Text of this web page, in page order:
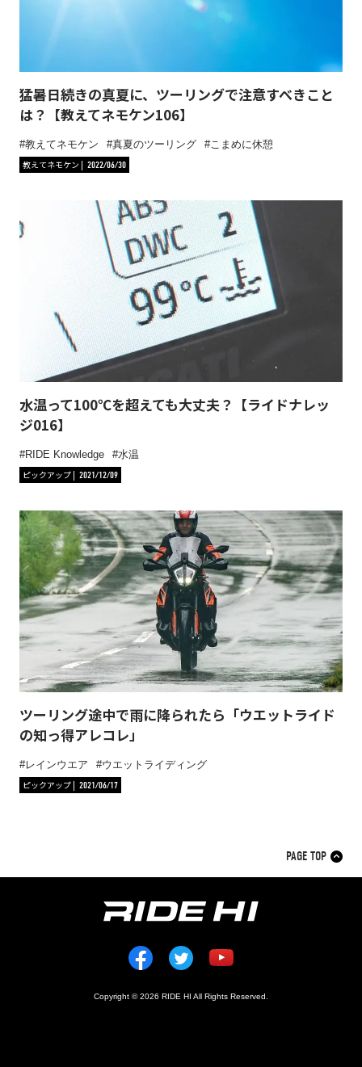
猛暑日続きの真夏に、ツーリングで注意すべきこと
は？【教えてネモケン106】
教えてネモケン 真夏のツーリング
こまめに休憩
教えてネモケン
2022/06/30
水温って100℃を超えても大丈夫？【ライドナレッ
ジ016】
RIDE Knowledge
水温
ピックアップ
2021/12/09
ツーリング途中で雨に降られたら「ウエットライド
の知っ得アレコレ」
レインウエア
ウエットライディング
ピックアップ
2021/06/17
Copyright © 2026 RIDE HI All Rights Reserved.
PAGE TOP